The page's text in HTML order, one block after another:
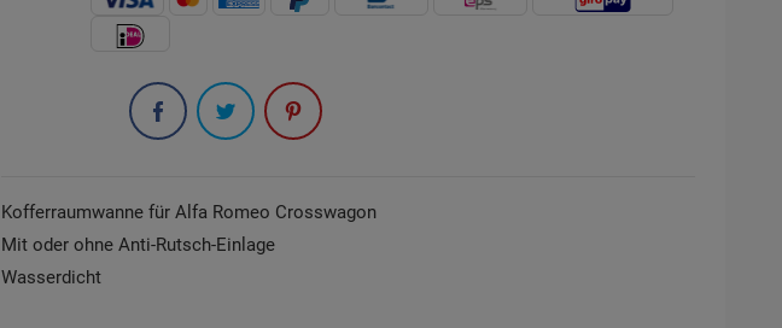
Kofferraumwanne für Alfa Romeo Crosswagon
Mit oder ohne Anti-Rutsch-Einlage
Wasserdicht